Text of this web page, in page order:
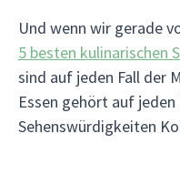
Und wenn wir gerade
5 besten kulinarischen
sind auf jeden Fall der
Essen gehört auf jeden
Sehenswürdigkeiten